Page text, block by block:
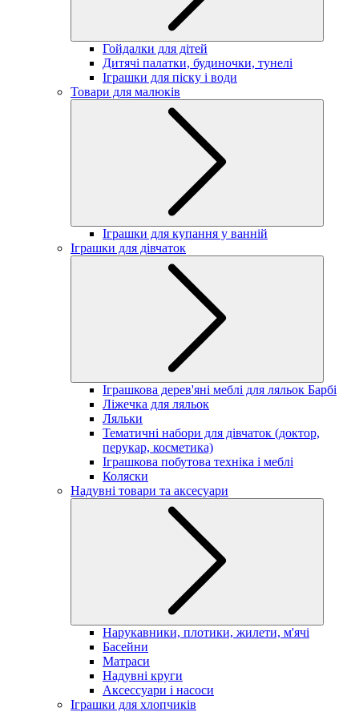
Гойдалки для дітей
Дитячі палатки, будиночки, тунелі
Іграшки для піску і води
Товари для малюків
Іграшки для купання у ванній
Іграшки для дівчаток
Іграшкова дерев'яні меблі для ляльок Барбі
Ліжечка для ляльок
Ляльки
Тематичні набори для дівчаток (доктор,
перукар, косметика)
Іграшкова побутова техніка і меблі
Коляски
Надувні товари та аксесуари
Нарукавники, плотики, жилети, м'ячі
Басейни
Матраси
Надувні круги
Аксессуари і насоси
Іграшки для хлопчиків